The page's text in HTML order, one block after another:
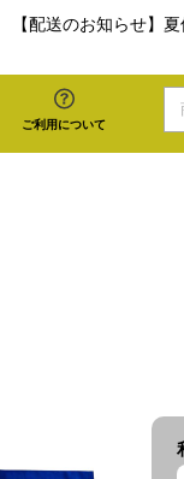
配送のお知らせ】
ご利用について